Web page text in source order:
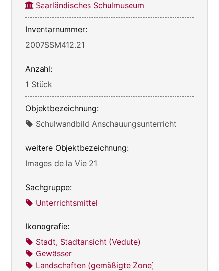
Saarländisches Schulmuseum
Inventarnummer:
2007SSM412.21
Anzahl:
1 Stück
Objektbezeichnung:
Schulwandbild Anschauungsunterricht
weitere Objektbezeichnung:
Images de la Vie 21
Sachgruppe:
Unterrichtsmittel
Ikonografie:
Stadt, Stadtansicht (Vedute)
Gewässer
Landschaften (gemäßigte Zone)